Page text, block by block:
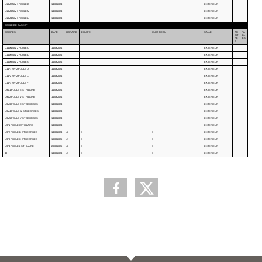
U13M2 NIV 1 POULE B 14/09/2024 EXTERIEUR
U13M3 NIV 3 POULE M 14/09/2024 EXTERIEUR
U13M4 NIV 3 POULE L 14/09/2024 EXTERIEUR
ECOLE DE BASKET
EQUIPES DATE HORAIRE EQUIPE CLUB RECU SALLE
AR
BIT
TA
U11M1 NIV 2 POULE C 14/09/2024 EXTERIEUR
U11M2 NIV 2 POULE D 14/09/2024 EXTERIEUR
U11M3 NIV 2 POULE G 14/09/2024 EXTERIEUR
U11F1 NIV 2 POULE D 14/09/2024 EXTERIEUR
U11F2 NIV 2 POULE C 14/09/2024 EXTERIEUR
U11F3 NIV 2 POULE F 14/09/2024 EXTERIEUR
U9M1 POULE E ST HILAIRE 14/09/2024 EXTERIEUR
U9M2 POULE V ST HILAIRE 14/09/2024 EXTERIEUR
U9M3 POULE E ST GEORGES 14/09/2024 EXTERIEUR
U9M4 POULE W ST GEORGES 14/09/2024 EXTERIEUR
U9M5 POULE Y ST GEORGES 14/09/2024 EXTERIEUR
U9F1 POULE I ST HILAIRE 14/09/2024 EXTERIEUR
U9F2 POULE B ST GEORGES 14/09/2024 46 3 3 EXTERIEUR
U9F3 POULE K ST GEORGES 13/09/2025 47 3 3 EXTERIEUR
U9F4 POULE L ST HILAIRE 20/09/2025 48 3 3 EXTERIEUR
49 14/09/2024 49 3 3 EXTERIEUR